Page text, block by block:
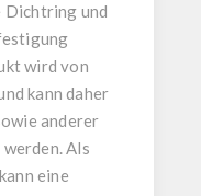
Dichtring und
wird von
kann daher
anderer
Als
eine